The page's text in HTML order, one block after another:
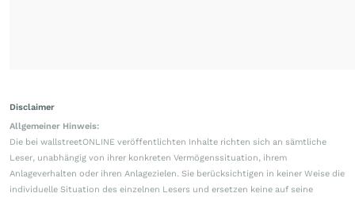
Disclaimer
Allgemeiner Hinweis:
Die bei wallstreetONLINE veröffentlichten Inhalte richten sich an sämtliche
Leser, unabhängig von ihrer konkreten Vermögenssituation, ihrem
Anlageverhalten oder ihren Anlagezielen. Sie berücksichtigen in keiner Weise die
individuelle Situation des einzelnen Lesers und ersetzen keine auf seine